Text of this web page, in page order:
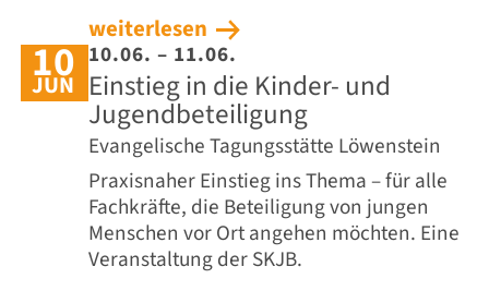
weiterlesen
10
JUN
10.06. – 11.06.
Einstieg in die Kinder- und
Jugendbeteiligung
Evangelische Tagungsstätte Löwenstein
Praxisnaher Einstieg ins Thema – für alle
Fachkräfte, die Beteiligung von jungen
Menschen vor Ort angehen möchten. Eine
Veranstaltung der SKJB.